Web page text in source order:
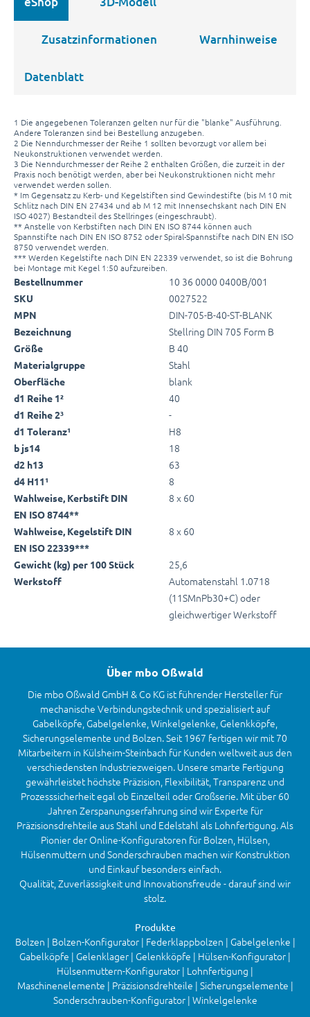
Zusatzinformationen Warnhinweise
Datenblatt
1 Die angegebenen Toleranzen gelten nur für die "blanke" Ausführung.
Andere Toleranzen sind bei Bestellung anzugeben.
2 Die Nenndurchmesser der Reihe 1 sollten bevorzugt vor allem bei
Neukonstruktionen verwendet werden.
3 Die Nenndurchmesser der Reihe 2 enthalten Größen, die zurzeit in der
Praxis noch benötigt werden, aber bei Neukonstruktionen nicht mehr
verwendet werden sollen.
* Im Gegensatz zu Kerb- und Kegelstiften sind Gewindestifte (bis M 10 mit
Schlitz nach DIN EN 27434 und ab M 12 mit Innensechskant nach DIN EN
ISO 4027) Bestandteil des Stellringes (eingeschraubt).
** Anstelle von Kerbstiften nach DIN EN ISO 8744 können auch
Spannstifte nach DIN EN ISO 8752 oder Spiral-Spannstifte nach DIN EN ISO
8750 verwendet werden.
*** Werden Kegelstifte nach DIN EN 22339 verwendet, so ist die Bohrung
bei Montage mit Kegel 1:50 aufzureiben.
Bestellnummer 10 36 0000 0400B/001
SKU 0027522
MPN DIN-705-B-40-ST-BLANK
Bezeichnung Stellring DIN 705 Form B
Größe B 40
Materialgruppe Stahl
Oberfläche blank
d1 Reihe 1² 40
d1 Reihe 2³ -
d1 Toleranz¹ H8
b js14 18
d2 h13 63
d4 H11¹ 8
Wahlweise, Kerbstift DIN
EN ISO 8744**
8 x 60
Wahlweise, Kegelstift DIN
EN ISO 22339***
8 x 60
Gewicht (kg) per 100 Stück 25,6
Werkstoff
Automatenstahl 1.0718
(11SMnPb30+C) oder
gleichwertiger Werkstoff
Über mbo Oßwald
Die mbo Oßwald GmbH & Co KG ist führender Hersteller für
mechanische Verbindungstechnik und spezialisiert auf
Gabelköpfe, Gabelgelenke, Winkelgelenke, Gelenkköpfe,
Sicherungselemente und Bolzen. Seit 1967 fertigen wir mit 70
Mitarbeitern in Külsheim-Steinbach für Kunden weltweit aus den
verschiedensten Industriezweigen. Unsere smarte Fertigung
gewährleistet höchste Präzision, Flexibilität, Transparenz und
Prozesssicherheit egal ob Einzelteil oder Großserie. Mit über 60
Jahren Zerspanungserfahrung sind wir Experte für
Präzisionsdrehteile aus Stahl und Edelstahl als Lohnfertigung. Als
Pionier der Online-Konfiguratoren für Bolzen, Hülsen,
Hülsenmuttern und Sonderschrauben machen wir Konstruktion
und Einkauf besonders einfach.
Qualität, Zuverlässigkeit und Innovationsfreude - darauf sind wir
stolz.
Produkte
Bolzen | Bolzen-Konfigurator | Federklappbolzen | Gabelgelenke |
Gabelköpfe | Gelenklager | Gelenkköpfe | Hülsen-Konfigurator |
Hülsenmuttern-Konfigurator | Lohnfertigung |
Maschinenelemente | Präzisionsdrehteile | Sicherungselemente |
Sonderschrauben-Konfigurator | Winkelgelenke